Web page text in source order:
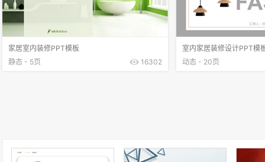
家居室内装修PPT模板
静态 - 5页
16302
室内家居装修设计PPT模
动态 - 20页